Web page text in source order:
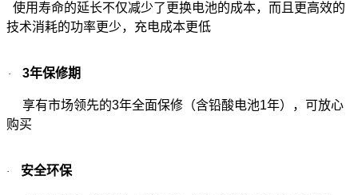
使用寿命的延长不仅减少了更换电池的成本，而且更高效的
技术消耗的功率更少，充电成本更低
· 3年保修期
享有市场领先的3年全面保修（含铅酸电池1年），可放心
购买
· 安全环保